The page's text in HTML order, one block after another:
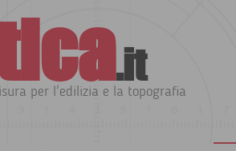
.it
per l'edilizia e la topografia